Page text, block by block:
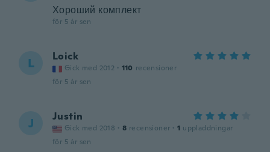
Хороший комплект
för 5 år sen
L Loick
Gick med 2012 · 110 recensioner
för 5 år sen
J Justin
Gick med 2018 · 8 recensioner · 1 uppladdningar
för 5 år sen